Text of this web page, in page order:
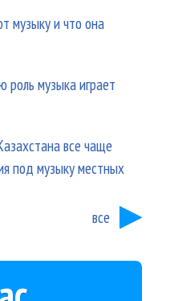
музыку и что она
роль музыка играет
все чаще
под музыку местных
все